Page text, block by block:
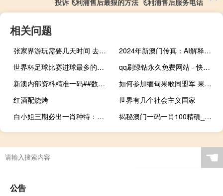
相关问题
张家界游玩需要几天时间 去张家界游玩需要几天
2024年新澳门传真：AI解释落实-1185.3D.A34
世界杯足球比赛进球最多的球是多少 世界杯总进球排名前十
qq刷绿钻永久免费网站 - 快手一元1000粉丝平台
新澳内部资料精准一码##数据对比最佳释义解答-1439.3D.A288
如何参加缅甸果敢同盟军 果敢同盟军与中国的关系
红酒配烧烤
世界有几个社会主义国家
白小姐三期必出一肖种特：广泛的解读AI分析-1125.ISO.292
揭秘澳门一码一肖100精确_精选解释落实将深度解析_V25.38.42
☚
公告